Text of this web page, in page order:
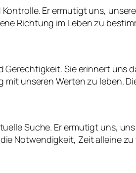
Er ermutigt uns,
Richtung im Leben zu
Sie erinnert
unseren Werten zu leben.
Suche. Er ermutigt uns,
Notwendigkeit, Zeit alleine